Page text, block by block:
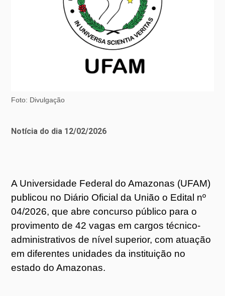
Foto: Divulgação
Notícia do dia 12/02/2026
A Universidade Federal do Amazonas (UFAM)
publicou no Diário Oficial da União o Edital nº
04/2026, que abre concurso público para o
provimento de 42 vagas em cargos técnico-
administrativos de nível superior, com atuação
em diferentes unidades da instituição no
estado do Amazonas.